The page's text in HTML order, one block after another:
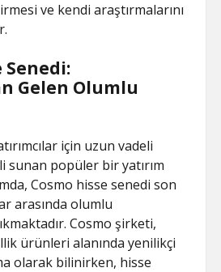
ve kendi araştırmalarını
Senedi:
Gelen Olumlu
için uzun vadeli
sunan popüler bir yatırım
Cosmo hisse senedi son
arasında olumlu
Cosmo şirketi,
ürünleri alanında yenilikçi
olarak bilinirken, hisse